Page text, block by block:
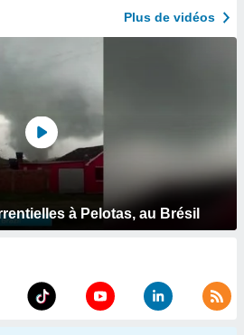
Plus de vidéos
à Pelotas, au Brésil